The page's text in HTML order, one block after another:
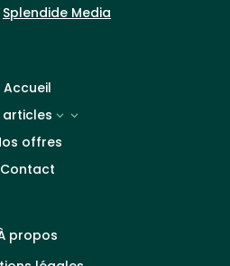
Splendide Media
Accueil
articles
3
offres
Contact
propos